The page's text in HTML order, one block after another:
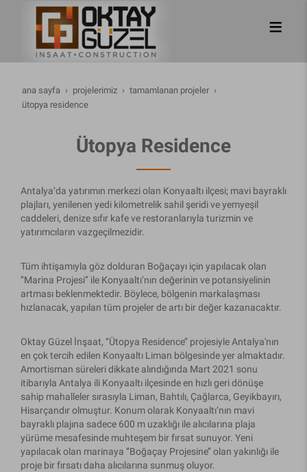
ana sayfa projelerimiz
tamamlanan projeler
ütopya residence
Ütopya Residence
Antalya’da yatırımın merkezi olan Konyaaltı ilçesi; mavi bayraklı
plajları, yenilenen yedi kilometrelik sahil şeridi ve yemyeşil
caddeleri, denize sıfır kafe ve restoranlarıyla turizmin ve
yatırımcıların vazgeçilmezidir.
Tüm ihtişamıyla göz dolduran Boğaçayı için yapılacak olan
’’Marina Projesi’’ ile Konyaaltı’nın değerinin ve potansiyelinin
artması beklenmektedir. Böylece, bölgenin markalaşması
hızlanacak, yapılan tüm projeler de artı bir değer kazanacaktır.
Oktay Güzel İnşaat, ‘’Ütopya Residence’’ projesiyle Antalya'nın
en çok tercih edilen Konyaaltı Liman bölgesinde yer almaktadır.
Amortisman süreleri dikkate alındığında Mart 2021 sonu
itibarıyla Antalya ili Konyaaltı ilçesinde en hızlı geri dönüşe
sahip mahalleler sırasıyla Liman, Bahtılı, Çağlarca, Geyikbayırı,
Hisarçandır olmuştur. Konum olarak Konyaaltı’nın mavi
bayraklı plajına sadece 600 m uzaklığı ile alıcılarına plaja
yürüme mesafesinde muhteşem bir fırsat sunuyor. Yeni
yapılacak olan marinaya ‘’Boğaçay Projesine’’ olan yakınlığı ile
proje bir fırsatı daha alıcılarına sunmuş oluyor.